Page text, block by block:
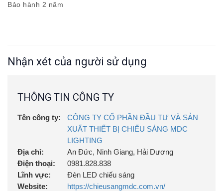
Bảo hành 2 năm
Nhận xét của người sử dụng
THÔNG TIN CÔNG TY
Tên công ty:
CÔNG TY CỔ PHẦN ĐẦU TƯ VÀ SẢN
XUẤT THIẾT BỊ CHIẾU SÁNG MDC
LIGHTING
Địa chỉ:
An Đức, Ninh Giang, Hải Dương
Điện thoại:
0981.828.838
Lĩnh vực:
Đèn LED chiếu sáng
Website:
https://chieusangmdc.com.vn/